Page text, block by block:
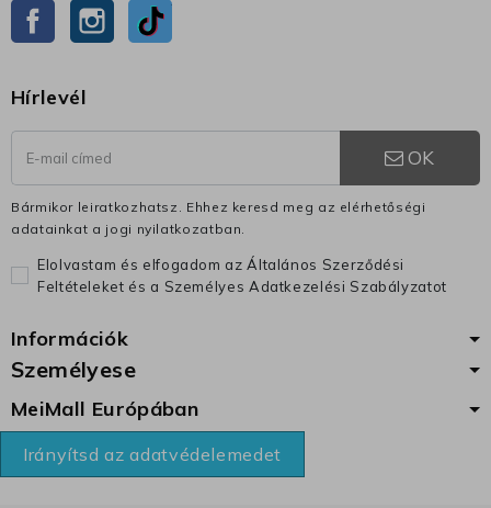
Facebook Instagram
Hírlevél
OK
Bármikor leiratkozhatsz. Ehhez keresd meg az elérhetőségi
adatainkat a jogi nyilatkozatban.
Elolvastam és elfogadom az Általános Szerződési
Feltételeket és a Személyes Adatkezelési Szabályzatot
Információk
Személyese
MeiMall Európában
Irányítsd az adatvédelemedet